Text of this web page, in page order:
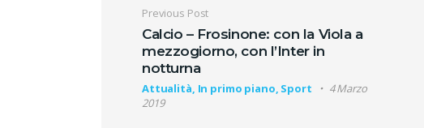
Navigazione articoli
Previous Post
Calcio – Frosinone: con la Viola a
mezzogiorno, con l’Inter in
notturna
Attualità, In primo piano, Sport
4 Marzo
2019